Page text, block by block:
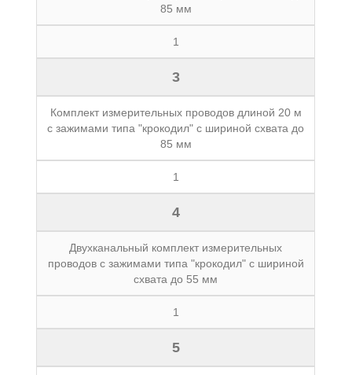
85 мм
1
3
Комплект измерительных проводов длиной 20 м
с зажимами типа "крокодил" с шириной схвата до
85 мм
1
4
Двухканальный комплект измерительных
проводов с зажимами типа "крокодил" с шириной
схвата до 55 мм
1
5